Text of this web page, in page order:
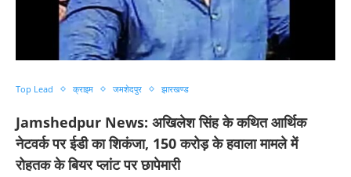
Top Lead क्राइम जमशेदपुर झारखण्ड
Jamshedpur News: अखिलेश सिंह के कथित आर्थिक
नेटवर्क पर ईडी का शिकंजा, 150 करोड़ के हवाला मामले में
रोहतक के बियर प्लांट पर छापेमारी